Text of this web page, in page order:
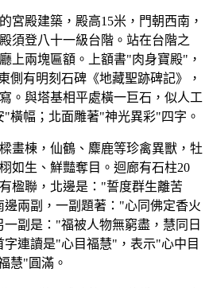
宮殿建築，殿高15米，門朝西南，
須登八十一級台階。站在台階之
上兩塊匾額。上額書"肉身寶殿"，
側有明刻石碑《地藏聖跡碑記》，
。與塔基相平處橫一巨石，似人工
橫幅；北面雕著"神光異彩"四字。
畫棟，仙鶴、麋鹿等珍禽異獸，牡
如生、鮮豔奪目。迴廊有石柱20
楹聯，北邊是："誓度群生離苦
兩副，一副題著："心同佛定香火
副是："福被人物無窮盡，慧同日
連讀是"心目福慧"，表示"心中目
慧"圓滿。